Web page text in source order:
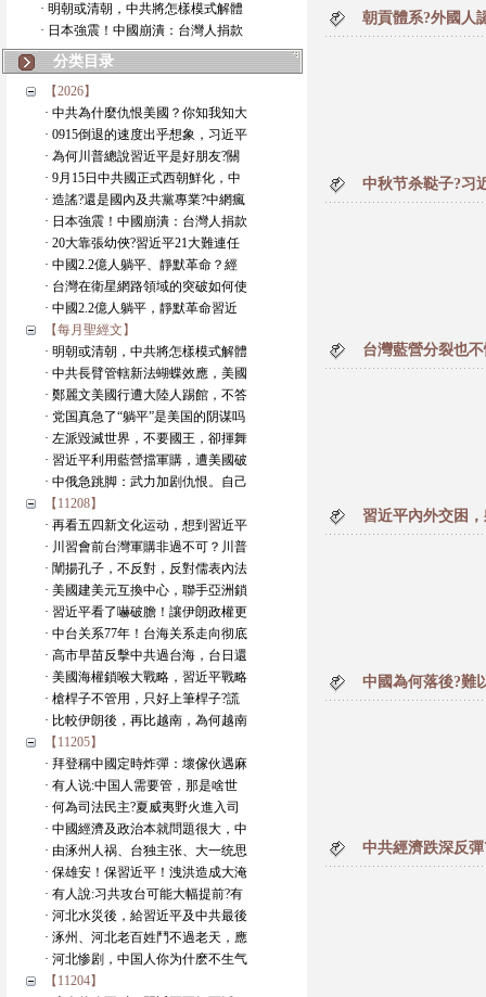
· 明朝或清朝，中共將怎樣模式解體
· 日本強震！中國崩潰：台灣人捐款
分类目录
【2026】
· 中共為什麼仇恨美國？你知我知大
· 0915倒退的速度出乎想象，习近平
· 為何川普總說習近平是好朋友?關
· 9月15日中共國正式西朝鮮化，中
· 造謠?還是國內及共黨專業?中網瘋
· 日本強震！中國崩潰：台灣人捐款
· 20大靠張幼俠?習近平21大難連任
· 中國2.2億人躺平、靜默革命？經
· 台灣在衛星網路領域的突破如何使
· 中國2.2億人躺平，靜默革命習近
【每月聖經文】
· 明朝或清朝，中共將怎樣模式解體
· 中共長臂管轄新法蝴蝶效應，美國
· 鄭麗文美國行遭大陸人踢館，不答
· 党国真急了“躺平”是美国的阴谋吗
· 左派毀滅世界，不要國王，卻揮舞
· 習近平利用藍營擋軍購，遭美國破
· 中俄急跳脚：武力加剧仇恨。自己
【11208】
· 再看五四新文化运动，想到習近平
· 川習會前台灣軍購非過不可？川普
· 闡揚孔子，不反對，反對儒表內法
· 美國建美元互換中心，聯手亞洲鎖
· 習近平看了嚇破膽！讓伊朗政權更
· 中台关系77年！台海关系走向彻底
· 高市早苗反擊中共過台海，台日還
· 美國海權鎖喉大戰略，習近平戰略
· 槍桿子不管用，只好上筆桿子?謊
· 比較伊朗後，再比越南，為何越南
【11205】
· 拜登稱中國定時炸彈：壞傢伙遇麻
· 有人说:中国人需要管，那是啥世
· 何為司法民主?夏威夷野火進入司
· 中國經濟及政治本就問題很大，中
· 由涿州人祸、台独主张、大一统思
· 保雄安！保習近平！洩洪造成大淹
· 有人說:习共攻台可能大幅提前?有
· 河北水災後，給習近平及中共最後
· 涿州、河北老百姓鬥不過老天，應
· 河北惨剧，中国人你为什麽不生气
【11204】
朝貢體系?外國人
中秋节杀鞑子?习
台灣藍營分裂也
習近平內外交困
中國為何落後?難
中共經濟跌深反